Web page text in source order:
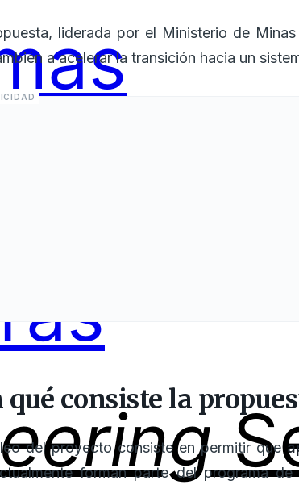
liderada por el Ministerio de
a acelerar la transición hacia un
qué consiste la
del proyecto consiste en permitir que
forman parte del programa